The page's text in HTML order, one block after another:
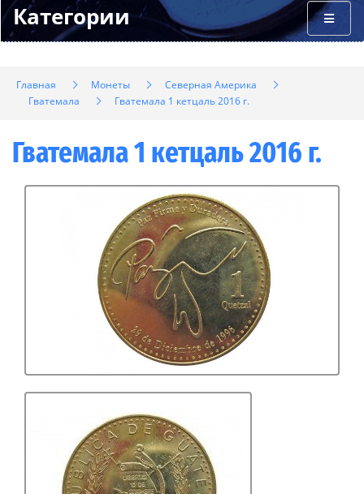
Категории
Главная Монеты
Северная Америка
Гватемала
Гватемала 1 кетцаль 2016 г.
Гватемала 1 кетцаль 2016 г.